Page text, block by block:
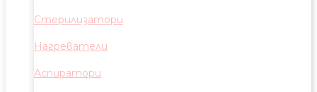
Стерилизатори
Нагреватели
Аспиратори